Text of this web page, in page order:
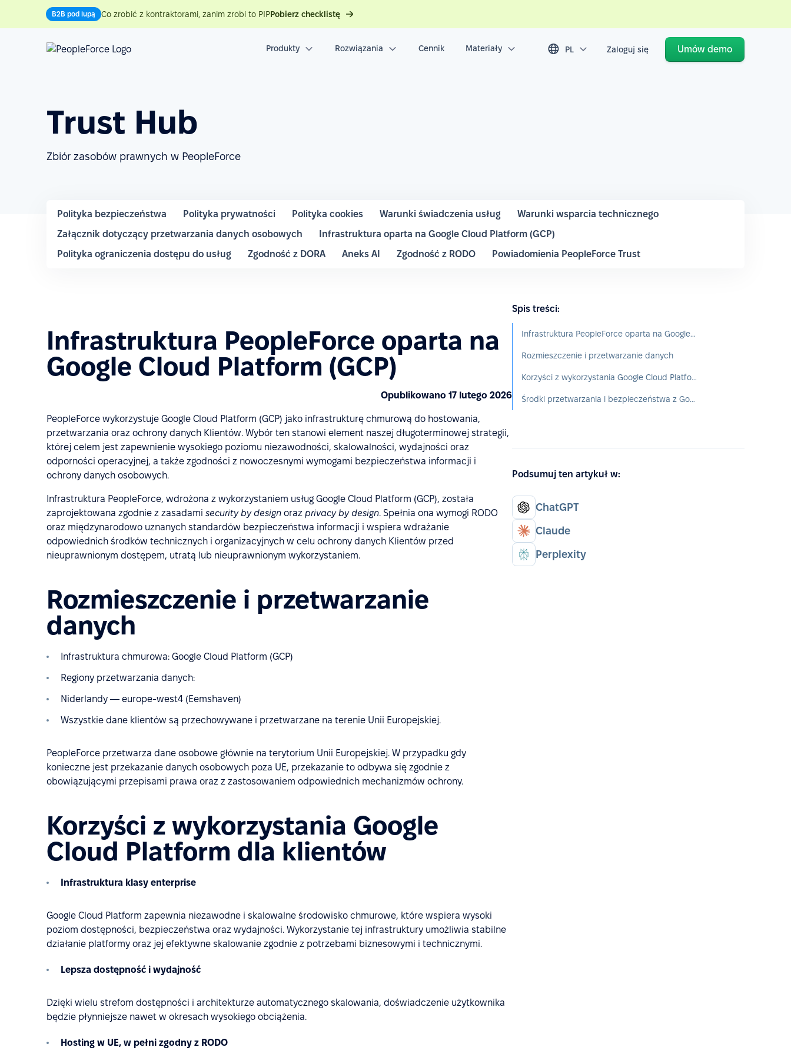
B2B pod lupą Co zrobić z kontraktorami, zanim zrobi to PIPPobierz checklistę
Produkty Rozwiązania Cennik Materiały PL Zaloguj się Umów demo
Trust Hub
Zbiór zasobów prawnych w PeopleForce
Polityka bezpieczeństwa Polityka prywatności Polityka cookies Warunki świadczenia usług
Warunki wsparcia technicznego
Załącznik dotyczący przetwarzania danych osobowych
Infrastruktura oparta na Google Cloud Platform (GCP)
Polityka ograniczenia dostępu do usług
Zgodność z DORA Aneks AI Zgodność z RODO Powiadomienia PeopleForce Trust
Infrastruktura PeopleForce oparta na
Google Cloud Platform (GCP)
Opublikowano 17 lutego 2026
PeopleForce wykorzystuje Google Cloud Platform (GCP) jako infrastrukturę chmurową do hostowania,
przetwarzania oraz ochrony danych Klientów. Wybór ten stanowi element naszej długoterminowej strategii,
której celem jest zapewnienie wysokiego poziomu niezawodności, skalowalności, wydajności oraz
odporności operacyjnej, a także zgodności z nowoczesnymi wymogami bezpieczeństwa informacji i
ochrony danych osobowych.
Infrastruktura PeopleForce, wdrożona z wykorzystaniem usług Google Cloud Platform (GCP), została
zaprojektowana zgodnie z zasadami security by design oraz privacy by design. Spełnia ona wymogi RODO
oraz międzynarodowo uznanych standardów bezpieczeństwa informacji i wspiera wdrażanie
odpowiednich środków technicznych i organizacyjnych w celu ochrony danych Klientów przed
nieuprawnionym dostępem, utratą lub nieuprawnionym wykorzystaniem.
Rozmieszczenie i przetwarzanie
danych
Infrastruktura chmurowa: Google Cloud Platform (GCP)
Regiony przetwarzania danych:
Niderlandy — europe-west4 (Eemshaven)
Wszystkie dane klientów są przechowywane i przetwarzane na terenie Unii Europejskiej.
PeopleForce przetwarza dane osobowe głównie na terytorium Unii Europejskiej. W przypadku gdy
konieczne jest przekazanie danych osobowych poza UE, przekazanie to odbywa się zgodnie z
obowiązującymi przepisami prawa oraz z zastosowaniem odpowiednich mechanizmów ochrony.
Korzyści z wykorzystania Google
Cloud Platform dla klientów
Infrastruktura klasy enterprise
Google Cloud Platform zapewnia niezawodne i skalowalne środowisko chmurowe, które wspiera wysoki
poziom dostępności, bezpieczeństwa oraz wydajności. Wykorzystanie tej infrastruktury umożliwia stabilne
działanie platformy oraz jej efektywne skalowanie zgodnie z potrzebami biznesowymi i technicznymi.
Lepsza dostępność i wydajność
Dzięki wielu strefom dostępności i architekturze automatycznego skalowania, doświadczenie użytkownika
będzie płynniejsze nawet w okresach wysokiego obciążenia.
Hosting w UE, w pełni zgodny z RODO
Spis treści:
Infrastruktura PeopleForce oparta na Google Cloud Platform (GCP)
Rozmieszczenie i przetwarzanie danych
Korzyści z wykorzystania Google Cloud Platform dla klientów
Środki przetwarzania i bezpieczeństwa z Google Cloud
Podsumuj ten artykuł w:
ChatGPT
Claude
Perplexity